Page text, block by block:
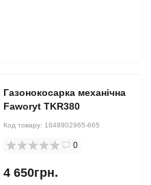
Газонокосарка механічна
Faworyt TKR380
Код товару: 1848902965-665
0
4 650грн.